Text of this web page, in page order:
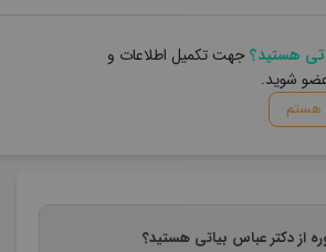
هستید؟جهت تکمیل اطلاعات و
عضو شوید.
هستم
از دکتر عباس بیاتی هستید؟